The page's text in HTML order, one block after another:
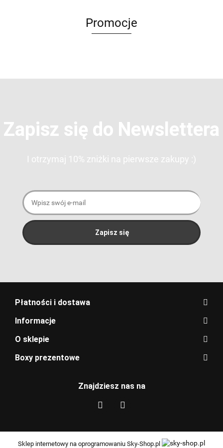
Promocje
Zapisz się do Newslettera
I otrzymaj 10% zniżki na pierwsze zakupy :)
Płatności i dostawa
Informacje
O sklepie
Boxy prezentowe
Znajdziesz nas na
Sklep internetowy na oprogramowaniu Sky-Shop.pl